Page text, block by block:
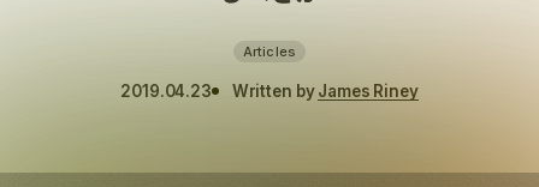
Articles
2019.04.23 Written byJames Riney